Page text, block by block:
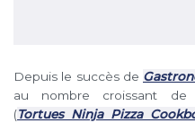
Depuis le succès de
au nombre croissant de
(Tortues Ninja Pizza